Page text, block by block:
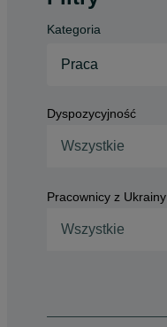
Kategoria
Praca
Dyspozycyjność
Wszystkie
Pracownicy z Ukrainy
Wszystkie